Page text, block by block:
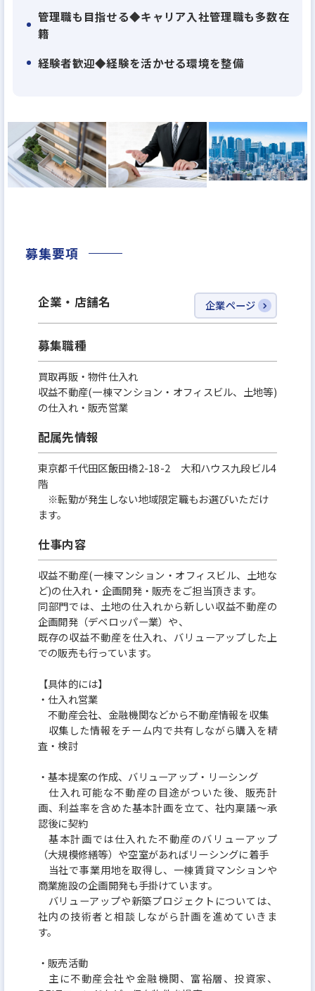
管理職も目指せる◆キャリア入社管理職も多数在
籍
経験者歓迎◆経験を活かせる環境を整備
募集要項
企業・店舗名 企業ページ
募集職種
買取再販・物件仕入れ
収益不動産(一棟マンション・オフィスビル、土地等)
の仕入れ・販売営業
配属先情報
東京都千代田区飯田橋2-18-2 大和ハウス九段ビル4
階
※転勤が発生しない地域限定職もお選びいただけ
ます。
仕事内容
収益不動産(一棟マンション・オフィスビル、土地な
ど)の仕入れ・企画開発・販売をご担当頂きます。
同部門では、土地の仕入れから新しい収益不動産の
企画開発（デベロッパー業）や、
既存の収益不動産を仕入れ、バリューアップした上
での販売も行っています。
【具体的には】
・仕入れ営業
不動産会社、金融機関などから不動産情報を収集
収集した情報をチーム内で共有しながら購入を精
査・検討
・基本提案の作成、バリューアップ・リーシング
仕入れ可能な不動産の目途がついた後、販売計
画、利益率を含めた基本計画を立て、社内稟議～承
認後に契約
基本計画では仕入れた不動産のバリューアップ
（大規模修繕等）や空室があればリーシングに着手
当社で事業用地を取得し、一棟賃貸マンションや
商業施設の企画開発も手掛けています。
バリューアップや新築プロジェクトについては、
社内の技術者と相談しながら計画を進めていきま
す。
・販売活動
主に不動産会社や金融機関、富裕層、投資家、